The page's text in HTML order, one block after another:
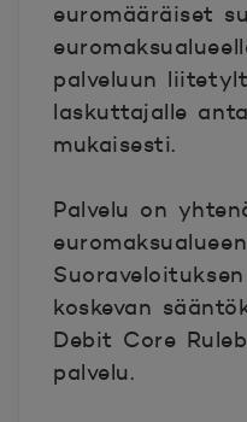
euromääräiset
palveluun
laskuttajalle
mukaisesti.
Palvelu on
koskevan
Debit Core
palvelu.